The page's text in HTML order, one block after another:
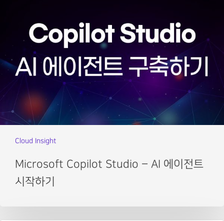
Cloud Insight
Microsoft Copilot Studio – AI 에이전트
시작하기